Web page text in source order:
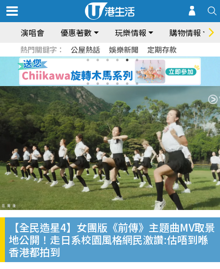
演唱會 優惠著數 玩樂情報 購物情報
熱門關鍵字： 公屋熱話 娛樂新聞 定期存款
【全民造星4】女團版《前傳》主題曲MV取景
地公開！走日系校園風格網民激讚:估唔到喺
香港都拍到